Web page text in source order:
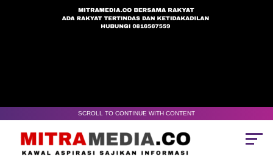
SCROLL TO CONTINUE WITH CONTENT